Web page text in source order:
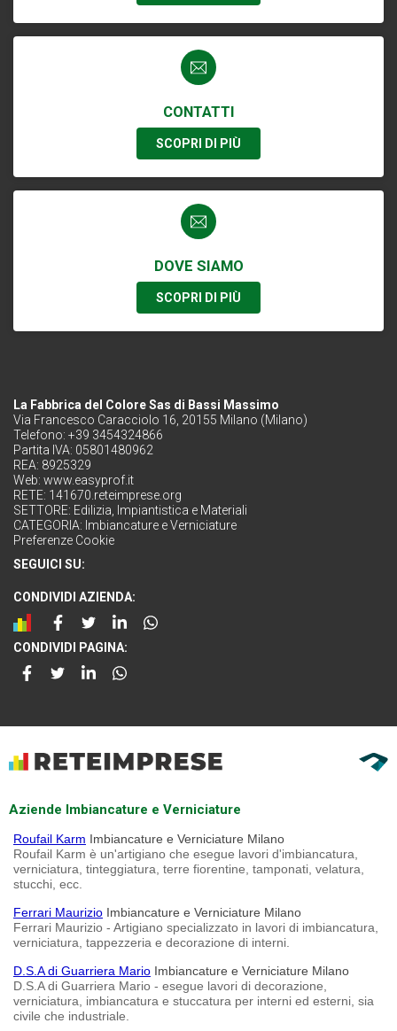
CONTATTI
SCOPRI DI PIÙ
DOVE SIAMO
SCOPRI DI PIÙ
La Fabbrica del Colore Sas di Bassi Massimo
Via Francesco Caracciolo 16, 20155 Milano (Milano)
Telefono: +39 3454324866
Partita IVA: 05801480962
REA: 8925329
Web: www.easyprof.it
RETE: 141670.reteimprese.org
SETTORE: Edilizia, Impiantistica e Materiali
CATEGORIA: Imbiancature e Verniciature
Preferenze Cookie
SEGUICI SU:
CONDIVIDI AZIENDA:
CONDIVIDI PAGINA:
Aziende Imbiancature e Verniciature
Roufail Karm Imbiancature e Verniciature Milano
Roufail Karm è un'artigiano che esegue lavori d'imbiancatura,
verniciatura, tinteggiatura, terre fiorentine, tamponati, velatura,
stucchi, ecc.
Ferrari Maurizio Imbiancature e Verniciature Milano
Ferrari Maurizio - Artigiano specializzato in lavori di imbiancatura,
verniciatura, tappezzeria e decorazione di interni.
D.S.A di Guarriera Mario Imbiancature e Verniciature Milano
D.S.A di Guarriera Mario - esegue lavori di decorazione,
verniciatura, imbiancatura e stuccatura per interni ed esterni, sia
civile che industriale.